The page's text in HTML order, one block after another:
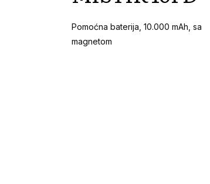
Pomoćna baterija, 10.000 mAh, sa
magnetom